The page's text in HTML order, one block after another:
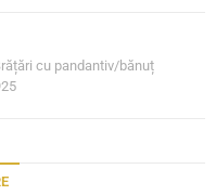
cu pandantiv/bănuț